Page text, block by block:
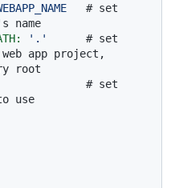
# set
name
'.'
# set
app project,
root
# set
use